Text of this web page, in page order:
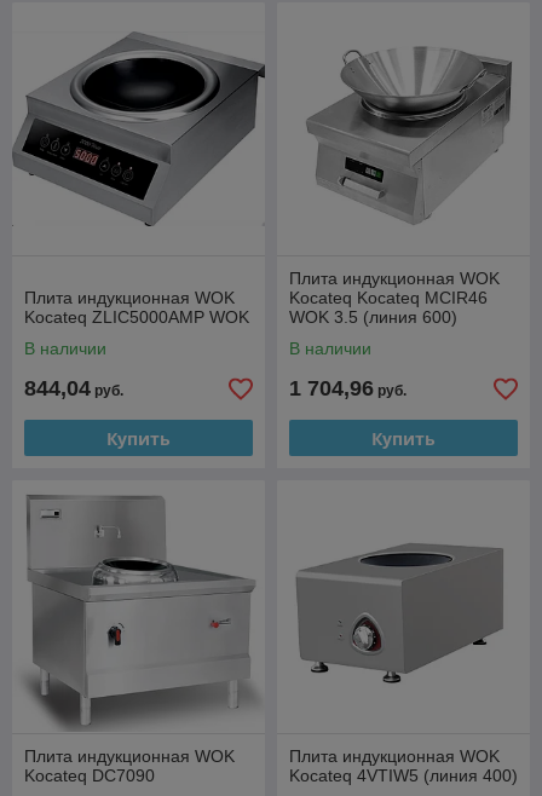
Плита индукционная WOK
Kocateq ZLIC5000AMP WOK
В наличии
844,04 руб.
Купить
Плита индукционная WOK
Kocateq Kocateq MCIR46
WOK 3.5 (линия 600)
В наличии
1 704,96 руб.
Купить
Плита индукционная WOK
Kocateq DC7090
Плита индукционная WOK
Kocateq 4VTIW5 (линия 400)